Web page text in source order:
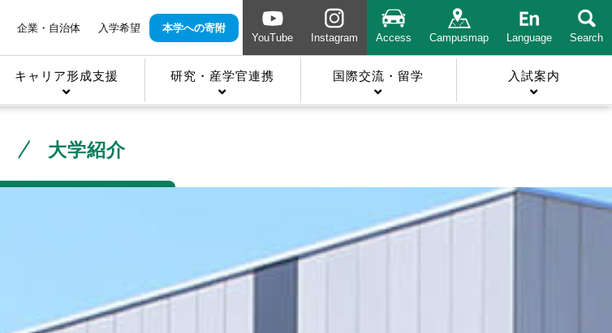
企業・自治体 入学希望
本学への寄附
YouTube
Instagram Access Campusmap Language Search
キャリア形成支援 研究・産学官連携 国際交流・留学 入試案内
大学紹介